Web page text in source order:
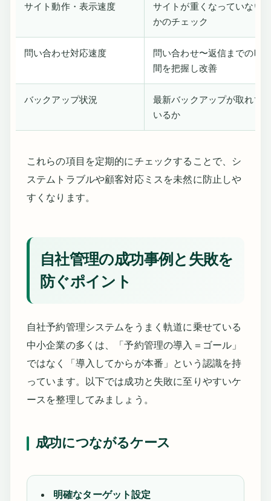
サイト動作・表示速度
サイトが重くなっていない
かのチェック
問い合わせ対応速度
問い合わせ〜返信までの時
間を把握し改善
バックアップ状況
最新バックアップが取れて
いるか
これらの項目を定期的にチェックすることで、シ
ステムトラブルや顧客対応ミスを未然に防止しや
すくなります。
自社管理の成功事例と失敗を
防ぐポイント
自社予約管理システムをうまく軌道に乗せている
中小企業の多くは、「予約管理の導入＝ゴール」
ではなく「導入してからが本番」という認識を持
っています。以下では成功と失敗に至りやすいケ
ースを整理してみましょう。
成功につながるケース
明確なターゲット設定